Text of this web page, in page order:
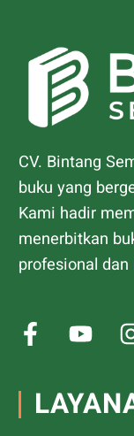
CV. Bintang
buku yang
Kami hadir
menerbitkan
profesional